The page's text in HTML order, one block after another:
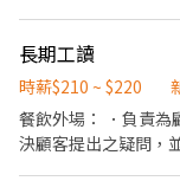
長期工讀
時薪$210 ~ $220
餐飲外場： ．負責為
決顧客提出之疑問，